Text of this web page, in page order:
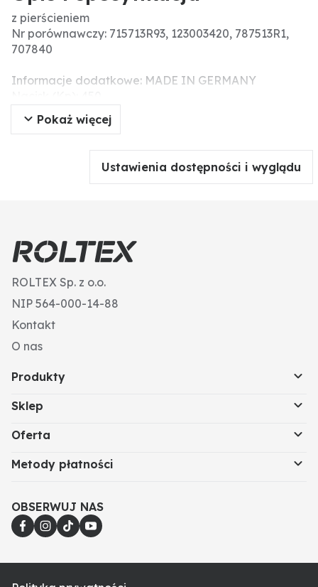
z pierścieniem
Nr porównawczy: 715713R93, 123003420, 787513R1,
707840
Informacje dodatkowe: MADE IN GERMANY
Wymiar koła zamachowego (mm): 33 (tief)
Pokaż więcej
Ustawienia dostępności i wyglądu
ROLTEX Sp. z o.o.
NIP 564-000-14-88
Kontakt
O nas
Produkty
Sklep
Oferta
Metody płatności
OBSERWUJ NAS